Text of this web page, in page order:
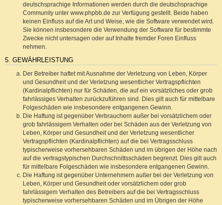
deutschsprachige Informationen werden durch die deutschsprachige
Community unter www.phpbb.de zur Verfügung gestellt. Beide haben
keinen Einfluss auf die Art und Weise, wie die Software verwendet wird.
Sie können insbesondere die Verwendung der Software für bestimmte
Zwecke nicht untersagen oder auf Inhalte fremder Foren Einfluss
nehmen.
5. GEWÄHRLEISTUNG
Der Betreiber haftet mit Ausnahme der Verletzung von Leben, Körper
und Gesundheit und der Verletzung wesentlicher Vertragspflichten
(Kardinalpflichten) nur für Schäden, die auf ein vorsätzliches oder grob
fahrlässiges Verhalten zurückzuführen sind. Dies gilt auch für mittelbare
Folgeschäden wie insbesondere entgangenen Gewinn.
Die Haftung ist gegenüber Verbrauchern außer bei vorsätzlichem oder
grob fahrlässigem Verhalten oder bei Schäden aus der Verletzung von
Leben, Körper und Gesundheit und der Verletzung wesentlicher
Vertragspflichten (Kardinalpflichten) auf die bei Vertragsschluss
typischerweise vorhersehbaren Schäden und im übrigen der Höhe nach
auf die vertragstypischen Durchschnittsschäden begrenzt. Dies gilt auch
für mittelbare Folgeschäden wie insbesondere entgangenen Gewinn.
Die Haftung ist gegenüber Unternehmern außer bei der Verletzung von
Leben, Körper und Gesundheit oder vorsätzlichem oder grob
fahrlässigem Verhalten des Betreibers auf die bei Vertragsschluss
typischerweise vorhersehbaren Schäden und im Übrigen der Höhe